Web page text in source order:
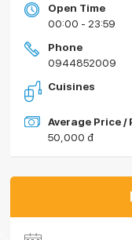
Open Time
00:00 - 23:59
Phone
0944852009
Cuisines
Average Price /
50,000 đ